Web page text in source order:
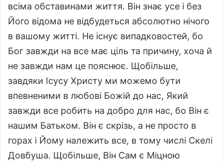
всіма обставинами життя. Він знає усе і без
Його відома не відбудеться абсолютно нічого
в вашому житті. Не існує випадковостей, бо
Бог завжди на все має ціль та причину, хоча й
не завжди нам це пояснює. Щобільше,
завдяки Ісусу Христу ми можемо бути
впевненими в любові Божій до нас, Який
завжди все робить на добро для нас, бо Він є
нашим Батьком. Він є скрізь, а не просто в
горах і Йому належить все, в тому числі Скелі
Довбуша. Щобільше, Він Сам є Міцною